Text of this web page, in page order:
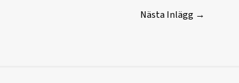
Nästa Inlägg →